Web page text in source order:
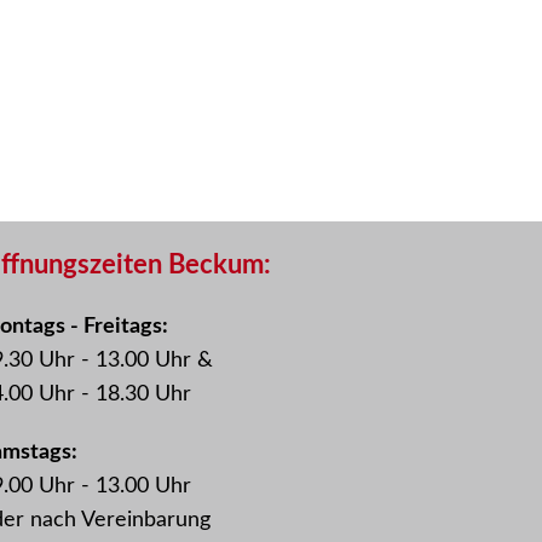
Beckum:
- Freitags:
Uhr - 13.00 Uhr &
Uhr - 18.30 Uhr
Uhr - 13.00 Uhr
nach Vereinbarung